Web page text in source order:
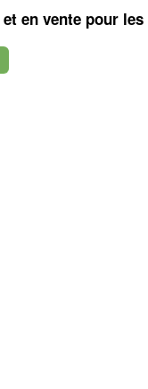
et en vente pour